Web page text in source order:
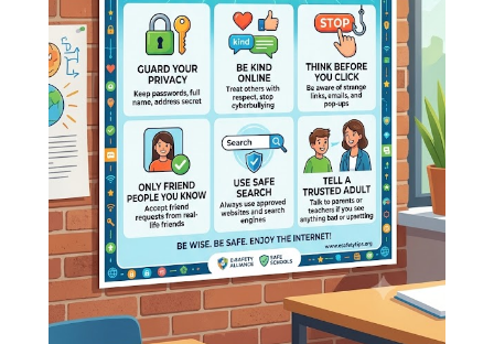
e-Safety 25/26,e-Twinning